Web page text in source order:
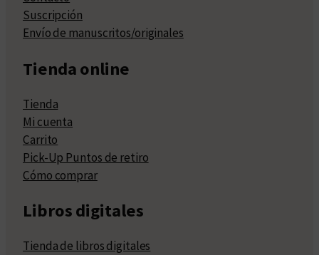
Suscripción
Envío de manuscritos/originales
Tienda online
Tienda
Mi cuenta
Carrito
Pick-Up Puntos de retiro
Cómo comprar
Libros digitales
Tienda de libros digitales